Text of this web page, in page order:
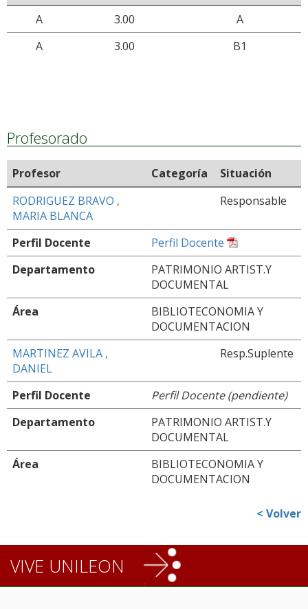
A
3.00
A
A
3.00 B1
Profesorado
Profesor Categoría
Situación
RODRIGUEZ BRAVO ,
MARIA BLANCA
Responsable
Perfil Docente
Perfil Docente
Departamento
PATRIMONIO ARTIST.Y
DOCUMENTAL
Área
BIBLIOTECONOMIA Y
DOCUMENTACION
MARTINEZ AVILA ,
DANIEL
Resp.Suplente
Perfil Docente
Perfil Docente (pendiente)
Departamento
PATRIMONIO ARTIST.Y
DOCUMENTAL
Área
BIBLIOTECONOMIA Y
DOCUMENTACION
< Volver
VIVE UNILEON